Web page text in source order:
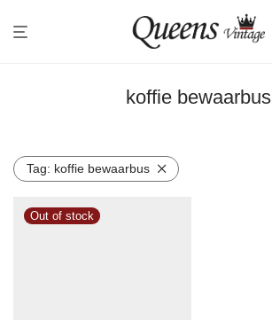
koffie bewaarbus
Tag: koffie bewaarbus